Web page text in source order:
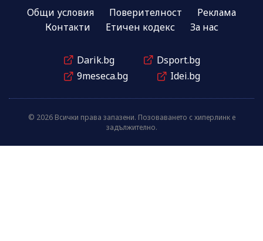
Общи условия Поверителност
Реклама
Контакти
Етичен кодекс За нас
Darik.bg
Dsport.bg
9meseca.bg
Idei.bg
© 2026 Всички права запазени. Позоваването с хиперлинк е
задължително.